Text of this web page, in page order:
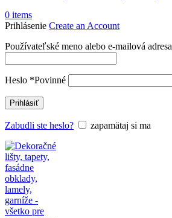
0 items
Prihlásenie Create an Account
Používateľské meno alebo e-mailová adresa
Heslo *Povinné
Prihlásiť
Zabudli ste heslo? zapamätaj si ma